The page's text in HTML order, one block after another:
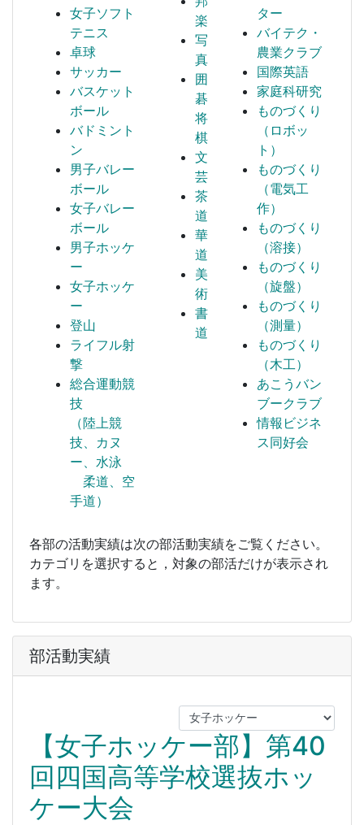
女子ソフト
テニス
卓球
サッカー
バスケット
ボール
バドミント
ン
男子バレー
ボール
女子バレー
ボール
男子ホッケ
ー
女子ホッケ
ー
登山
ライフル射
撃
総合運動競
技
（陸上競
技、カヌ
ー、水泳
柔道、空
手道）
楽
写
真
囲
碁
将
棋
文
芸
茶
道
華
道
美
術
書
道
ター
バイテク・
農業クラブ
国際英語
家庭科研究
ものづくり
（ロボッ
ト）
ものづくり
（電気工
作）
ものづくり
（溶接）
ものづくり
（旋盤）
ものづくり
（測量）
ものづくり
（木工）
あこうバン
ブークラブ
情報ビジネ
ス同好会
各部の活動実績は次の部活動実績をご覧ください。
カテゴリを選択すると，対象の部活だけが表示され
ます。
部活動実績
【女子ホッケー部】第40
回四国高等学校選抜ホッ
ケー大会